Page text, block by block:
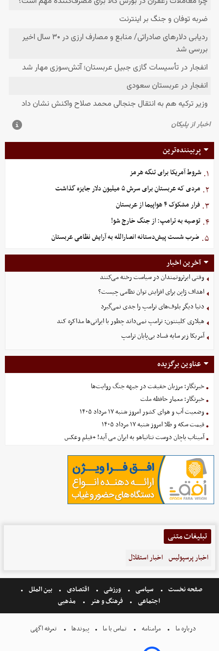
پربیننده‌ترین
۱. شروط آمریکا برای تنگه هرمز
۲. مردی که عربستان برای سرش ۵ میلیون دلار جایزه گذاشت
۳. فرار مشکوک ۴ هواپیما از عربستان
۴. توصیه به ترامپ: از جنگ خارج شو!
۵. ضرب شست پیش‌دستانه انصارالله به آرایش نظامی عربستان
آخرین اخبار
وقتی ابرثروتمندان در سیاست رخنه می‌کنند
اهداف ژاپن برای افزایش توان نظامی چیست؟
دنیا دیگر بلوف‌های ترامپ را جدی نمی‌گیرد
هیلاری کلینتون: ترامپ نمی‌داند چطور با ایرانی‌ها مذاکره کند
آمریکا زیر سایه فساد بی‌پایان ترامپ
عناوین برگزیده
خبرنگار؛ مرزبان حقیقت در جبهه جنگ روایت‌ها
خبرنگار؛ معمار حافظه ملت
وضعیت آب و هوای کشور امروز شنبه ۱۷ مرداد ۱۴۰۵
قیمت سکه و طلا امروز شنبه ۱۷ مرداد ۱۴۰۵
آمیتاب باچان دوست نتانیاهو به ایران می آید! +فیلم وعکس
تبلیغات متنی
اخبار پرسپولیس اخبار استقلال
صفحه نخست سیاسی ورزشی اقتصادی
بین الملل
اجتماعی
فرهنگ و هنر مذهبی
درباره ما مرامنامه تماس با ما پیوندها تعرفه اگهی